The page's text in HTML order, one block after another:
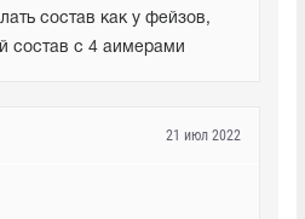
состав как у фейзов,
состав с 4 аимерами
21 июл 2022